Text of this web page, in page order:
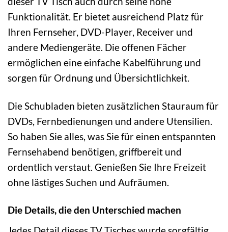
Funktionalität. Er bietet ausreichend Platz für
Ihren Fernseher, DVD-Player, Receiver und
andere Mediengeräte. Die offenen Fächer
ermöglichen eine einfache Kabelführung und
sorgen für Ordnung und Übersichtlichkeit.
Die Schubladen bieten zusätzlichen Stauraum für
DVDs, Fernbedienungen und andere Utensilien.
So haben Sie alles, was Sie für einen entspannten
Fernsehabend benötigen, griffbereit und
ordentlich verstaut. Genießen Sie Ihre Freizeit
ohne lästiges Suchen und Aufräumen.
Die Details, die den Unterschied machen